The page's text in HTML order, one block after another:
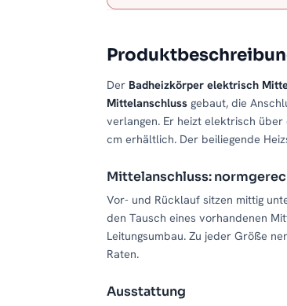
Der Badheizkörper elektrisch
Mittelanschluss gebaut, die
verlangen. Er heizt elektrisch
cm erhältlich. Der beiliegende
Mittelanschluss:
Vor- und Rücklauf sitzen mittig
den Tausch eines vorhandenen
Leitungsumbau. Zu jeder Größe
Raten.
Ausstattung